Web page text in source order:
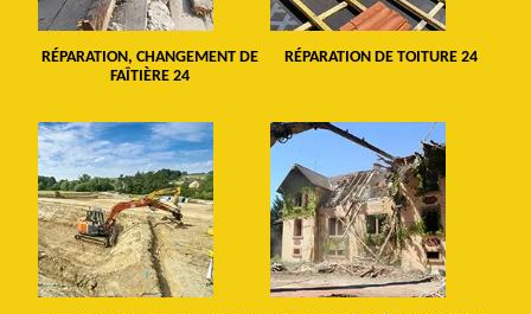
RÉPARATION, CHANGEMENT DE
FAÎTIÈRE 24
RÉPARATION DE TOITURE 24